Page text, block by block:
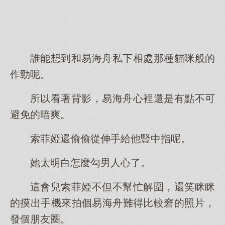
誰能想到和易海舟私下相處那種貓咪般的
作勁呢。
所以看著背影，易海舟心裡還是有點不可
避免的暗爽。
索菲婭還偷偷從伸手給他豎中指呢。
她太明白怎麼勾男人心了。
這會兒索菲婭不但不幫忙解圍，還笑眯眯
的摸出手機來拍個易海舟難得比較窘的照片，
發個朋友圈。